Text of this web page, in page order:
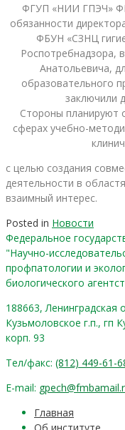
ФГУП «НИИ ГПЭЧ»
обязанности
ФБУН «СЗНЦ
Роспотребнадзора,
Анатольевича,
образовательного
заключили
Стороны планируют
сферах учебно-
с целью создания
деятельности в
взаимный интерес.
Posted in Новости
Федеральное
"Научно-
профпатологии и
биологического
188663,
Кузьмоловское г.п., гп
корп. 93
Тел/факс: (812) 449-61-
E-mail:
Главная